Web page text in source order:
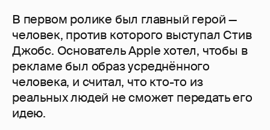
В первом ролике был главный герой —
человек, против которого выступал Стив
Джобс. Основатель Apple хотел, чтобы в
рекламе был образ усреднённого
человека, и считал, что кто-то из
реальных людей не сможет передать его
идею.